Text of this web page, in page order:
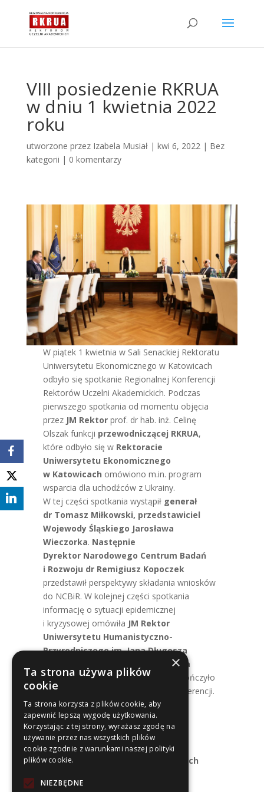
VIII posiedzenie RKRUA
w dniu 1 kwietnia 2022
roku
utworzone przez Izabela Musiał| kwi 6, 2022| Bez
kategorii | 0 komentarzy
W piątek 1 kwietnia w Sali Senackiej Rektoratu
Uniwersytetu Ekonomicznego w Katowicach
odbyło się spotkanie Regionalnej Konferencji
Rektorów Uczelni Akademickich. Podczas
pierwszego spotkania od momentu objęcia
przez JM Rektor prof. dr hab. inż. Celinę
Olszak funkcji przewodniczącej RKRUA,
które odbyło się w Rektoracie
Uniwersytetu Ekonomicznego
w Katowicach omówiono m.in. program
wsparcia dla uchodźców z Ukrainy.
W tej części spotkania wystąpił generał
dr Tomasz Miłkowski, przedstawiciel
Wojewody Śląskiego Jarosława
Wieczorka. Następnie
Dyrektor Narodowego Centrum Badań
i Rozwoju dr Remigiusz Kopoczek
przedstawił perspektywy składania wniosków
do NCBiR. W kolejnej części spotkania
informację o sytuacji epidemicznej
i kryzysowej omówiła JM Rektor
Uniwersytetu Humanistyczno-
Przyrodniczego im. Jana Długosza
w Częstochowie prof. dr hab. Anna
Wypych-Gawrońska. Spotkanie zakończyło
podsumowanie spraw bieżących Konferencji.
Sekretariat RKRUA
Uniwersytet Ekonomiczny w Katowicach
ul. 1 Maja 50
×
Ta strona używa plików
cookie
Ta strona korzysta z plików cookie, aby
zapewnić lepszą wygodę użytkowania.
Korzystając z tej strony, wyrażasz zgodę na
używanie przez nas wszystkich plików
cookie zgodnie z warunkami naszej polityki
plików cookie.
NIEZBĘDNE